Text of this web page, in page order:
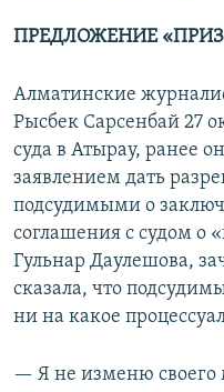
ПРЕДЛОЖЕНИЕ
Алматинские
Рысбек Сарсенбай 27
суда в Атырау, ранее
заявлением дать
подсудимыми о
соглашения с судом о
Гульнар Даулешова,
сказала, что
ни на какое
— Я не изменю своего